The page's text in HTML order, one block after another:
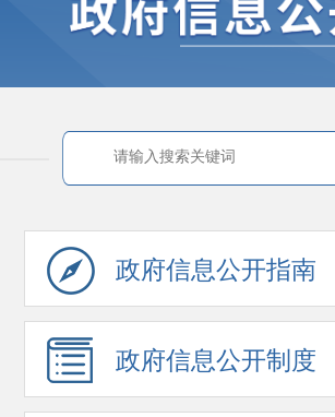
政府信息公开指南
政府信息公开制度